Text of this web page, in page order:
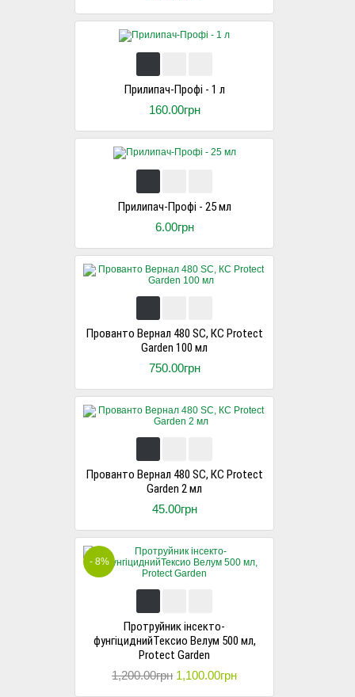
Прилипач-Профі - 1 л
160.00грн
Прилипач-Профі - 25 мл
6.00грн
Прованто Вернал 480 SC, КС Protect
Garden 100 мл
750.00грн
Прованто Вернал 480 SC, КС Protect
Garden 2 мл
45.00грн
Протруйник інсекто-
фунгіциднийТексио Велум 500 мл,
Protect Garden
1,200.00грн 1,100.00грн
- 8%